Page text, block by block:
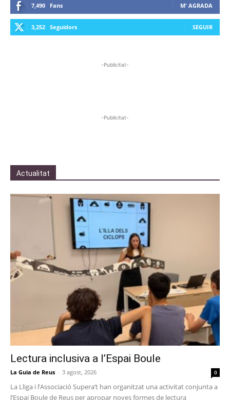
7,490 Fans M' AGRADA
3,252 Seguidors SEGUIR
-Publicitat-
-Publicitat-
Actualitat
Lectura inclusiva a l’Espai Boule
La Guia de Reus - 3 agost, 2026 0
La Lliga i l’Associació Supera’t han organitzat una activitat conjunta a
l’Espai Boule de Reus per apropar noves formes de lectura